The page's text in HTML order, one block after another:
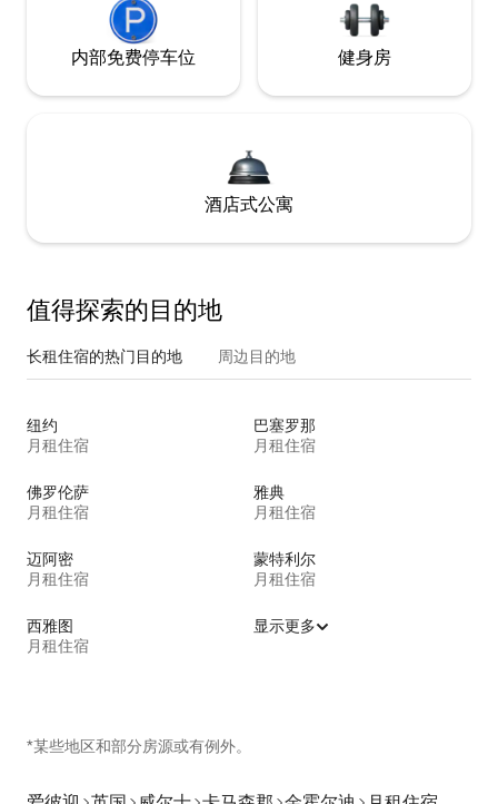
内部免费停车位 健身房
酒店式公寓
值得探索的目的地
长租住宿的热门目的地 周边目的地
纽约
月租住宿
巴塞罗那
月租住宿
佛罗伦萨
月租住宿
雅典
月租住宿
迈阿密
月租住宿
蒙特利尔
月租住宿
西雅图
月租住宿
显示更多
*某些地区和部分房源或有例外。